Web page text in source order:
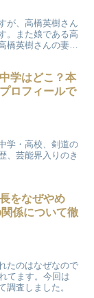
が、高橋英樹さん
。また娘である高
橋英樹さんの妻・
学はどこ？本
ロフィールで
学・高校、剣道の
、芸能界入りのき
をなぜやめ
係について徹
たのはなぜなので
てます。今回は
調査しました。